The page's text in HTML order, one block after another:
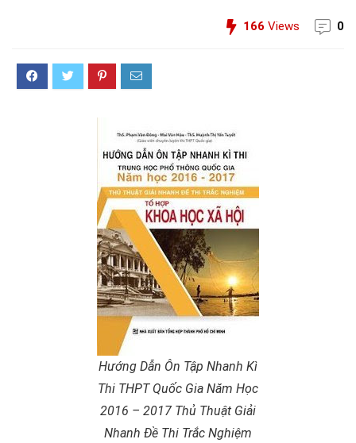
166 Views 0
Hướng Dẫn Ôn Tập Nhanh Kì
Thi THPT Quốc Gia Năm Học
2016 – 2017 Thủ Thuật Giải
Nhanh Đề Thi Trắc Nghiệm